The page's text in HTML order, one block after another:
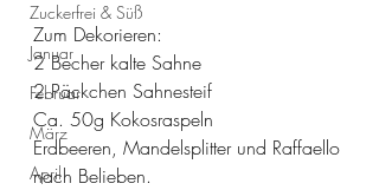
Zuckerfrei & Süß
Januar
Februar
März
April
Zum Dekorieren:
2 Becher kalte Sahne
2 Päckchen Sahnesteif
Ca. 50g Kokosraspeln
Erdbeeren, Mandelsplitter und Raffaello
nach Belieben.